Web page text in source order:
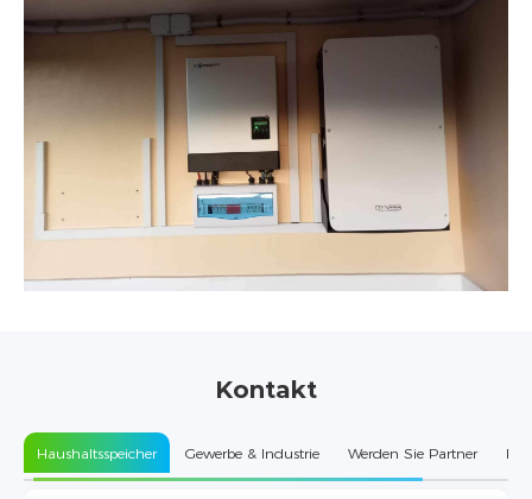
Kontakt
Haushaltsspeicher Gewerbe & Industrie Werden Sie Partner